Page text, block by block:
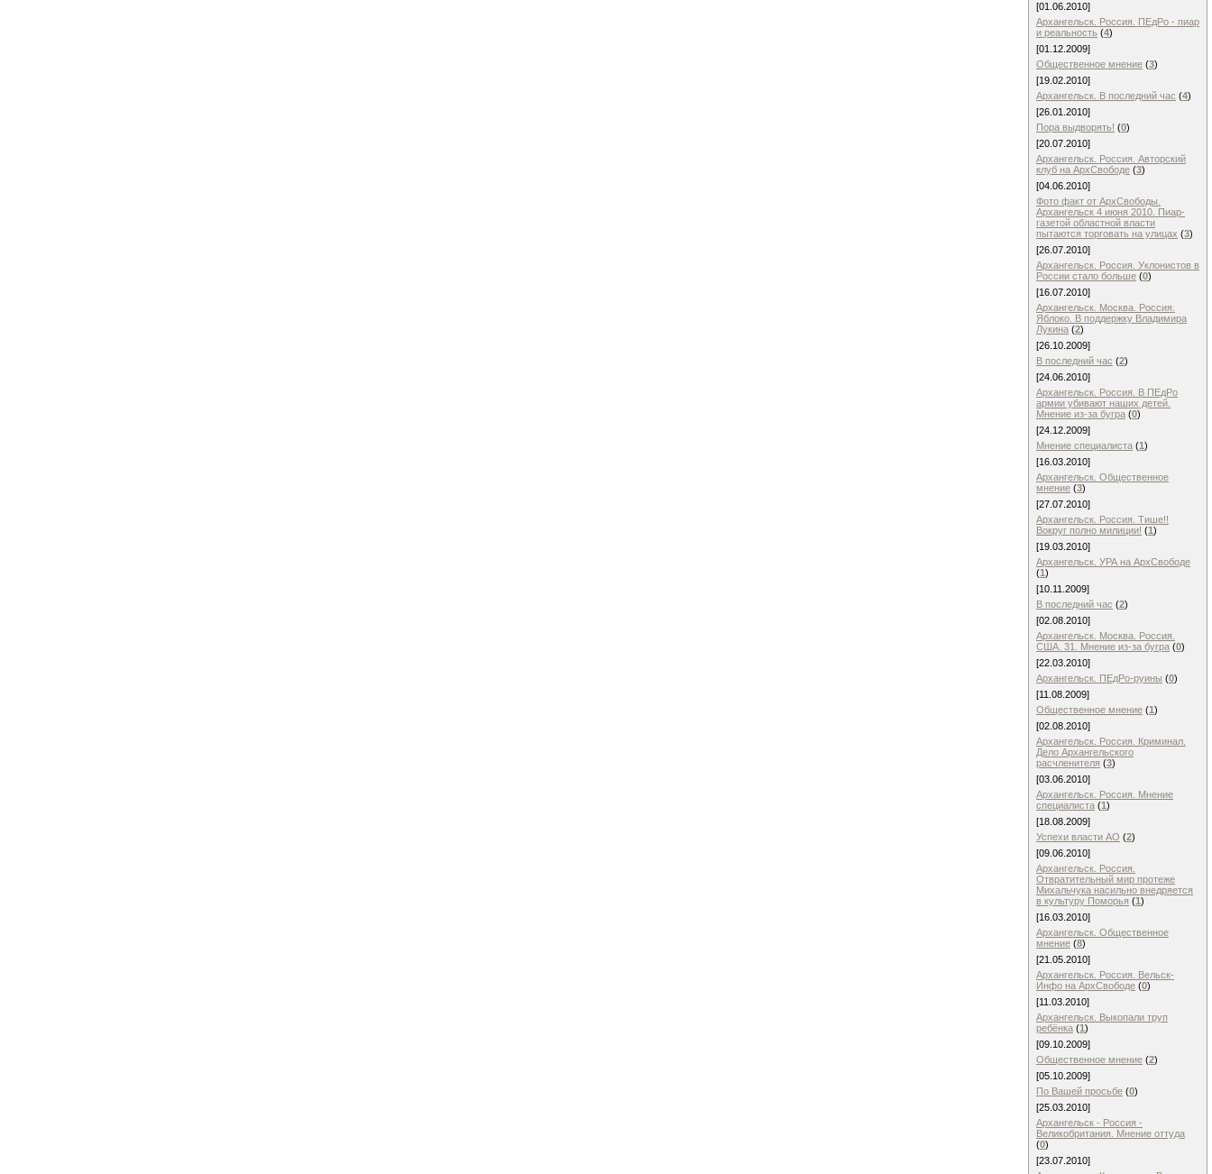
[01.06.2010]
Архангельск. Россия. ПЕдРо - пиар
и реальность (4)
[01.12.2009]
Общественное мнение (3)
[19.02.2010]
Архангельск. В последний час (4)
[26.01.2010]
Пора выдворять! (0)
[20.07.2010]
Архангельск. Россия. Авторский
клуб на АрхСвободе (3)
[04.06.2010]
Фото факт от АрхСвободы.
Архангельск 4 июня 2010. Пиар-
газетой областной власти
пытаются торговать на улицах (3)
[26.07.2010]
Архангельск. Россия. Уклонистов в
России стало больше (0)
[16.07.2010]
Архангельск. Москва. Россия.
Яблоко. В поддержку Владимира
Лукина (2)
[26.10.2009]
В последний час (2)
[24.06.2010]
Архангельск. Россия. В ПЕдРо
армии убивают наших детей.
Мнение из-за бугра (0)
[24.12.2009]
Мнение специалиста (1)
[16.03.2010]
Архангельск. Общественное
мнение (3)
[27.07.2010]
Архангельск. Россия. Тише!!
Вокруг полно милиции! (1)
[19.03.2010]
Архангельск. УРА на АрхСвободе
(1)
[10.11.2009]
В последний час (2)
[02.08.2010]
Архангельск. Москва. Россия.
США. 31. Мнение из-за бугра (0)
[22.03.2010]
Архангельск. ПЕдРо-руины (0)
[11.08.2009]
Общественное мнение (1)
[02.08.2010]
Архангельск. Россия. Криминал.
Дело Архангельского
расчленителя (3)
[03.06.2010]
Архангельск. Россия. Мнение
специалиста (1)
[18.08.2009]
Успехи власти АО (2)
[09.06.2010]
Архангельск. Россия.
Отвратительный мир протеже
Михальчука насильно внедряется
в культуру Поморья (1)
[16.03.2010]
Архангельск. Общественное
мнение (8)
[21.05.2010]
Архангельск. Россия. Вельск-
Инфо на АрхСвободе (0)
[11.03.2010]
Архангельск. Выкопали труп
ребёнка (1)
[09.10.2009]
Общественное мнение (2)
[05.10.2009]
По Вашей просьбе (0)
[25.03.2010]
Архангельск - Россия -
Великобритания. Мнение оттуда
(0)
[23.07.2010]